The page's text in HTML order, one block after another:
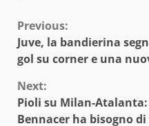
Continue
Reading
Previous:
Juve, la bandierina
gol su corner e una
Next:
Pioli su Milan-
Bennacer ha bisogno